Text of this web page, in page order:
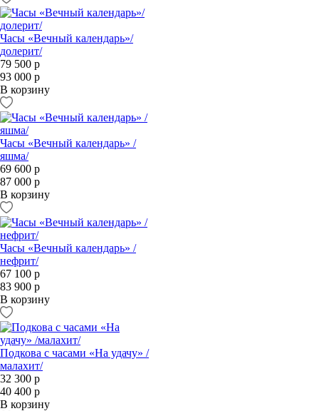
Часы «Вечный календарь»/
долерит/
79 500 р
93 000 р
В корзину
Часы «Вечный календарь» /
яшма/
69 600 р
87 000 р
В корзину
Часы «Вечный календарь» /
нефрит/
67 100 р
83 900 р
В корзину
Подкова с часами «На удачу» /
малахит/
32 300 р
40 400 р
В корзину